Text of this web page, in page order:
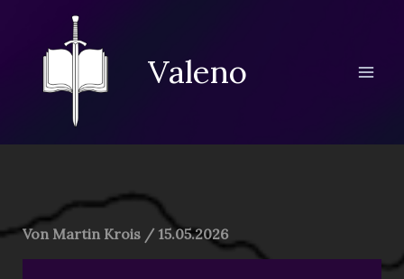
springen
Valeno
Von Martin Krois / 15.05.2026